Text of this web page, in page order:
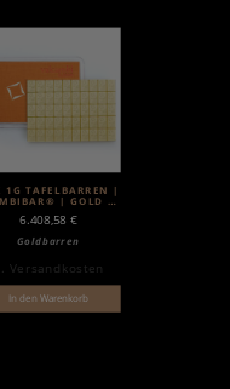
1G TAFELBARREN |
| GOLD |
6.408,58 €
Goldbarren
Versandkosten
In den Warenkorb